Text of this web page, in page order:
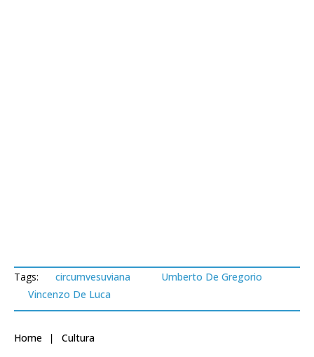
Tags: circumvesuviana
Umberto De Gregorio
Vincenzo De Luca
Home Cultura